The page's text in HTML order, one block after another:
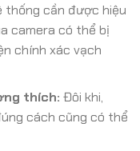
thống cần được hiệu
camera có thể bị
chính xác vạch
thích: Đôi khi,
cách cũng có thể